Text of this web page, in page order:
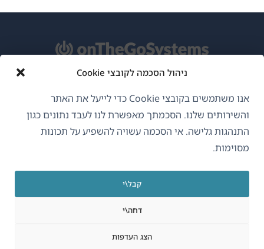
ניהול הסכמה לקובצי Cookie
אנו משתמשים בקובצי Cookie כדי לייעל את האתר
והשירותים שלנו. הסכמתך מאפשרת לנו לעבד נתונים כגון
התנהגות גלישה. אי הסכמה עשויה להשפיע על תכונות
מסוימות.
קבל\י
דחה\י
הצג העדפות
עברית
GDPR ומדיניות פרטיות
הצטרף לצוות שלנו(נפתח
בחלון
חדש)
בחלון
חדש)
בחלון